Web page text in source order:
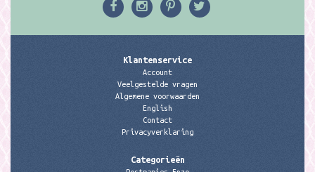
Klantenservice
Account
Veelgestelde vragen
Algemene voorwaarden
English
Contact
Privacyverklaring
Categorieën